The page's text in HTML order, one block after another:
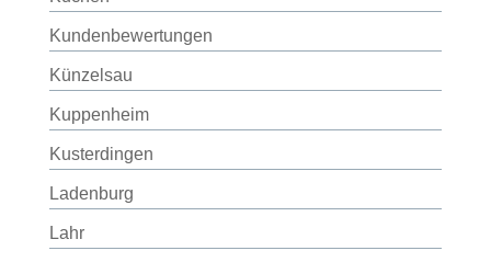
Kundenbewertungen
Künzelsau
Kuppenheim
Kusterdingen
Ladenburg
Lahr